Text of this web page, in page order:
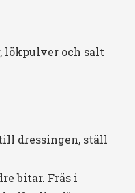
lökpulver och salt
dressingen, ställ
bitar. Fräs i